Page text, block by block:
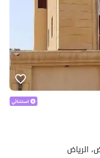
الرياض